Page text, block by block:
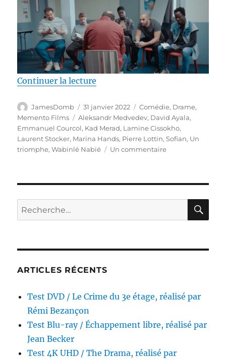
Continuer la lecture
Auteur
JamesDomb
Publié
le
31 janvier 2022 Catégories
Comédie, Drame,
Memento Films
Étiquettes
Aleksandr Medvedev, David Ayala,
Emmanuel Courcol, Kad Merad, Lamine Cissokho,
Laurent Stocker, Marina Hands, Pierre Lottin,Sofian, Un
triomphe,Wabinlé Nabié Un commentairesur
triomphe,
par
Recherche
pour :
ARTICLES RÉCENTS
Test DVD / Le Crime du 3e étage, réalisé par
Rémi Bezançon
Test Blu-ray / Échappement libre, réalisé par
Jean Becker
Test 4K UHD / The Drama, réalisé par